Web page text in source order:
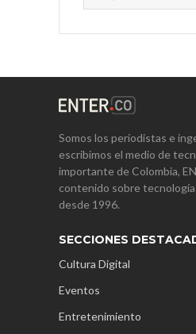
Somos los periodistas e
escribimos el medio de
importante de Colombia,
contenido sobre
desde 1996.
SECCIONES
Cultura Digital
Eventos
Entretenimiento